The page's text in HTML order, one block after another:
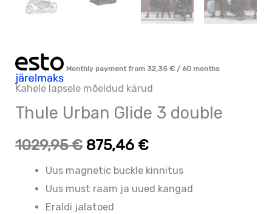
Monthly payment from 32,35€ / 60 months
Kahele lapsele mõeldud kärud
Thule Urban Glide 3 double
1029,95€ 875,46 €
Uus magnetic buckle kinnitus
Uus must raam ja uued kangad
Eraldi jalatoed